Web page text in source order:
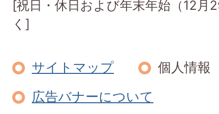
[祝日・休日および年末年始（12月
く]
サイトマップ
個人情報
広告バナーについて